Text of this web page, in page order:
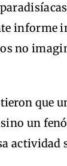
informe
no
que
un
actividad